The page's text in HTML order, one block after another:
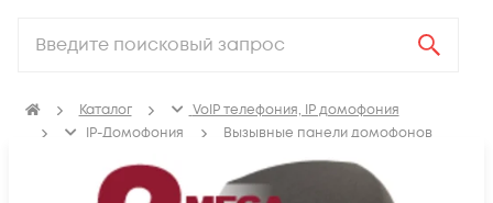
Каталог
VoIP телефония, IP домофония
IP-Домофония
Вызывные панели домофонов